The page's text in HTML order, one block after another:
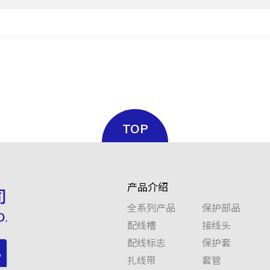
TOP
产品介绍
全系列产品
配线槽
配线标志
扎线带
保护部品
接线头
保护套
套管